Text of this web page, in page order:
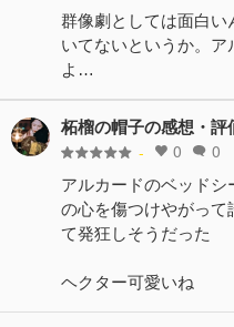
群像劇としては面白い
いてないというか。ア
よ…
柘榴の帽子の感想・評
- 0 0
アルカードのベッドシ
の心を傷つけやがっ
て発狂しそうだった
ヘクター可愛いね